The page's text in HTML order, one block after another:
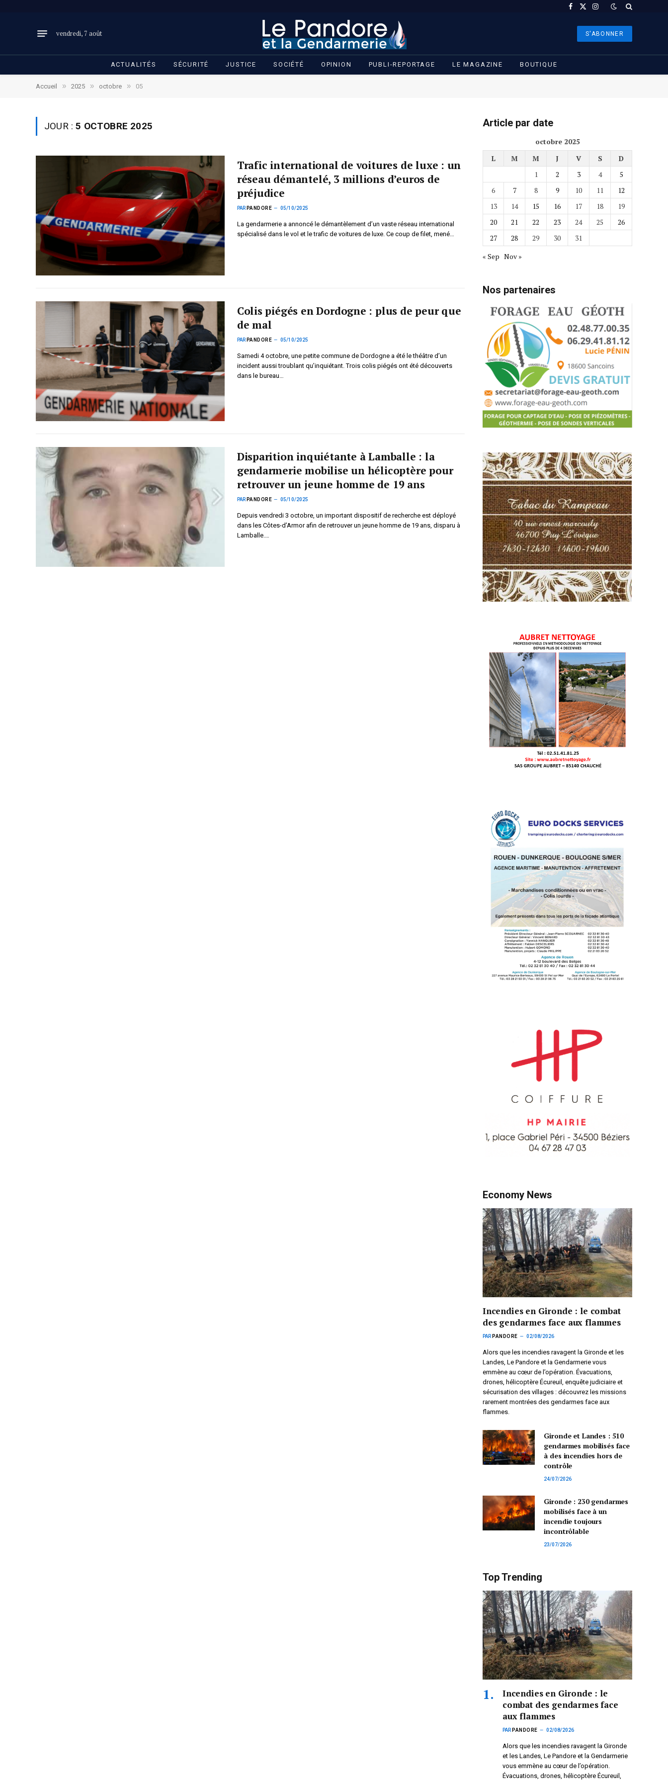
Facebook
X
Instagram
vendredi, 7 août S'ABONNER
ACTUALITÉS SÉCURITÉ JUSTICE SOCIÉTÉ OPINION PUBLI-REPORTAGE LE MAGAZINE BOUTIQUE
Accueil » 2025 » octobre » 05
JOUR :5 OCTOBRE 2025
Trafic international de voitures de luxe : un
réseau démantelé, 3 millions d’euros de
préjudice
PAR PANDORE 05/10/2025
La gendarmerie a annoncé le démantèlement d’un vaste réseau international
spécialisé dans le vol et le trafic de voitures de luxe. Ce coup de filet, mené…
Colis piégés en Dordogne : plus de peur que
de mal
PAR PANDORE 05/10/2025
Samedi 4 octobre, une petite commune de Dordogne a été le théâtre d’un
incident aussi troublant qu’inquiétant. Trois colis piégés ont été découverts
dans le bureau…
Disparition inquiétante à Lamballe : la
gendarmerie mobilise un hélicoptère pour
retrouver un jeune homme de 19 ans
PAR PANDORE 05/10/2025
Depuis vendredi 3 octobre, un important dispositif de recherche est déployé
dans les Côtes-d’Armor afin de retrouver un jeune homme de 19 ans, disparu à
Lamballe.…
Article par date
octobre 2025
L
M M J V S
D
1
2 3 4
5
6
7 8 9 10 11
12
13
14 15 16 17 18
19
20
21 22 23 24 25
26
27
28 29 30
31
« Sep Nov »
Nos partenaires
Economy News
Incendies en Gironde : le combat
des gendarmes face aux flammes
PAR PANDORE 02/08/2026
Alors que les incendies ravagent la Gironde et les
Landes, Le Pandore et la Gendarmerie vous
emmène au cœur de l’opération. Évacuations,
drones, hélicoptère Écureuil, enquête judiciaire et
sécurisation des villages : découvrez les missions
rarement montrées des gendarmes face aux
flammes.
Gironde et Landes : 510
gendarmes mobilisés face
à des incendies hors de
contrôle
24/07/2026
Gironde : 230 gendarmes
mobilisés face à un
incendie toujours
incontrôlable
23/07/2026
Top Trending
Incendies en Gironde : le
combat des gendarmes face
aux flammes
PAR PANDORE 02/08/2026
Alors que les incendies ravagent la Gironde
et les Landes, Le Pandore et la Gendarmerie
vous emmène au cœur de l’opération.
Évacuations, drones, hélicoptère Écureuil,